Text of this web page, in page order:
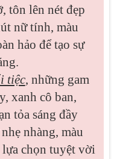
tôn lên nét đẹp
nữ tính, màu
hảo để tạo sự
tiệc, những gam
xanh cô ban,
tỏa sáng đầy
nhàng, màu
lựa chọn tuyệt vời